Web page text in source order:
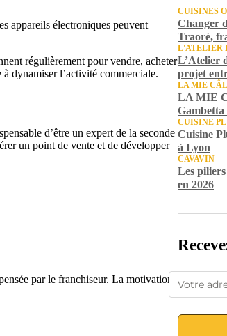
appareils électroniques peuvent
régulièrement pour vendre, acheter
dynamiser l’activité commerciale.
d’être un expert de la seconde
un point de vente et de développer
par le franchiseur. La motivation
CUISINES
Changer
Traoré,
L'ATELIER
L’Atelier
projet
LA MIE
LA MIE
Gambetta
CUISINE
Cuisine
à Lyon
CAVAVIN
Les
en 2026